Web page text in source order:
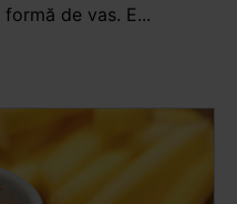
de vas. E...